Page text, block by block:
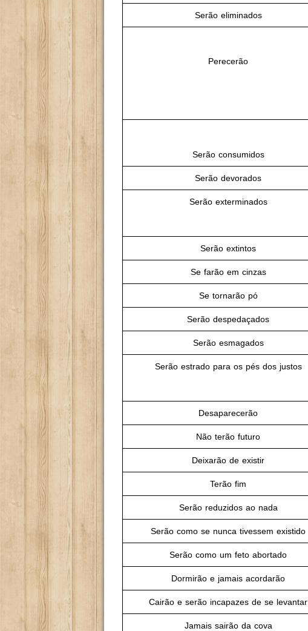
Serão eliminados
Perecerão
Serão consumidos
Serão devorados
Serão exterminados
Serão extintos
Se farão em cinzas
Se tornarão pó
Serão despedaçados
Serão esmagados
Serão estrado para os pés dos justos
Desaparecerão
Não terão futuro
Deixarão de existir
Terão fim
Serão reduzidos ao nada
Serão como se nunca tivessem existido
Serão como um feto abortado
Dormirão e jamais acordarão
Cairão e serão incapazes de se levantar
Jamais sairão da cova